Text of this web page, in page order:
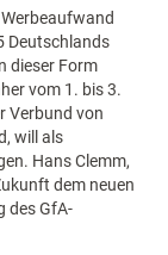
Deutschlands
dieser Form
vom 1. bis 3.
Verbund von
will als
Hans Clemm,
dem neuen
des GfA-